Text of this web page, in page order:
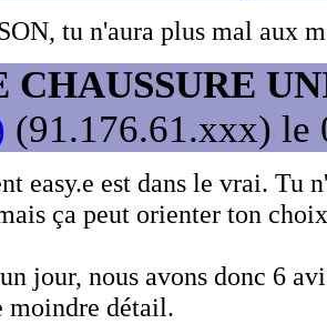
tu n'aura plus mal aux
CHAUSSURE
(91.176.61.xxx) le
easy.e est dans le vrai. Tu
ça peut orienter ton
jour, nous avons donc 6
moindre détail.